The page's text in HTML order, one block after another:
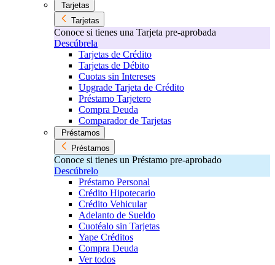
Tarjetas
Tarjetas
Conoce si tienes una Tarjeta pre-aprobada
Descúbrela
Tarjetas de Crédito
Tarjetas de Débito
Cuotas sin Intereses
Upgrade Tarjeta de Crédito
Préstamo Tarjetero
Compra Deuda
Comparador de Tarjetas
Préstamos
Préstamos
Conoce si tienes un Préstamo pre-aprobado
Descúbrelo
Préstamo Personal
Crédito Hipotecario
Crédito Vehicular
Adelanto de Sueldo
Cuotéalo sin Tarjetas
Yape Créditos
Compra Deuda
Ver todos